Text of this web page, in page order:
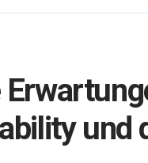
und